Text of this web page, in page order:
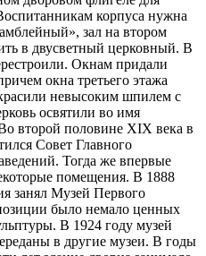
корпуса нужна
зал на втором
в двусветный церковный. В
Окнам придали
окна третьего этажа
невысоким шпилем с
освятили во имя
второй половине XIX века в
Совет Главного
Тогда же впервые
помещения. В 1888
занял Музей Первого
было немало ценных
В 1924 году музей
в другие музеи. В годы